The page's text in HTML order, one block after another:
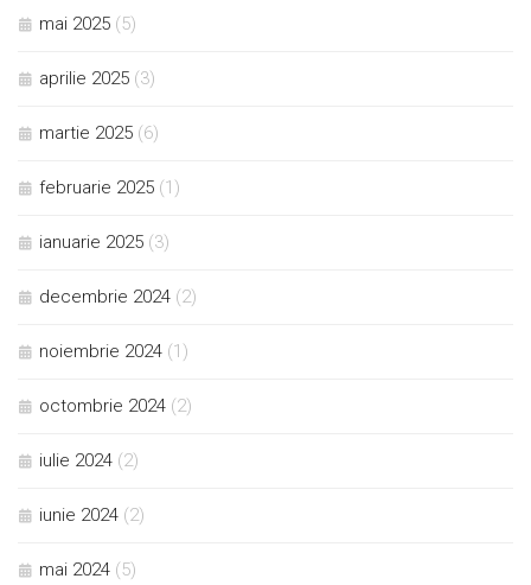
mai 2025 (5)
aprilie 2025 (3)
martie 2025 (6)
februarie 2025 (1)
ianuarie 2025 (3)
decembrie 2024 (2)
noiembrie 2024 (1)
octombrie 2024 (2)
iulie 2024 (2)
iunie 2024 (2)
mai 2024 (5)